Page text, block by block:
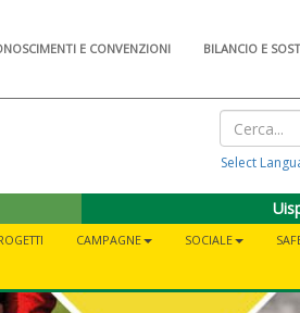
E CONVENZIONI BILANCIO E
Select
CAMPAGNE SOCIALE